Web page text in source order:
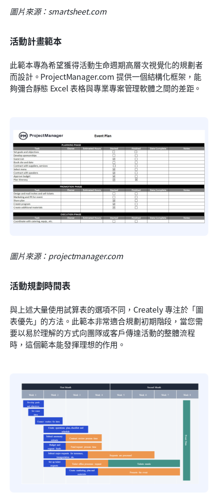
圖片來源：smartsheet.com
活動計畫範本
此範本專為希望獲得活動生命週期高層次視覺化的規劃者
而設計。ProjectManager.com 提供一個結構化框架，能
夠彌合靜態 Excel 表格與專業專案管理軟體之間的差距。
圖片來源：projectmanager.com
活動規劃時間表
與上述大量使用試算表的選項不同，Creately 專注於「圖
表優先」的方法。此範本非常適合規劃初期階段，當您需
要以易於理解的方式向團隊或客戶傳達活動的整體流程
時，這個範本能發揮理想的作用。